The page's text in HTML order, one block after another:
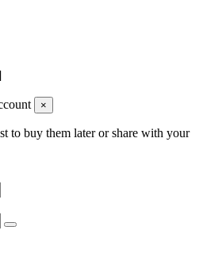
×
to buy them later or share with your